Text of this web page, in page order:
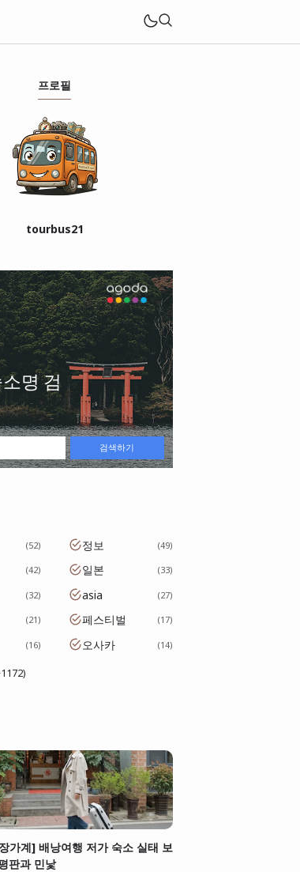
프로필
tourbus21
52 정보 49
42 일본 33
32 asia 27
21 페스티벌 17
16 오사카 14
가계] 배낭여행 저가 숙소 실태 보
판과 민낯